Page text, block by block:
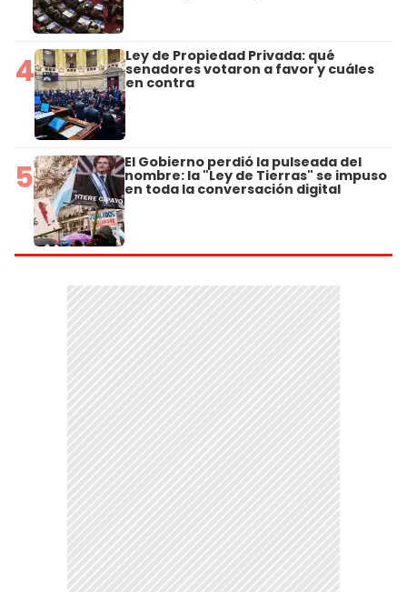
4 Ley de Propiedad Privada: qué
senadores votaron a favor y cuáles
en contra
5 El Gobierno perdió la pulseada del
nombre: la "Ley de Tierras" se impuso
en toda la conversación digital